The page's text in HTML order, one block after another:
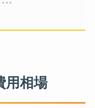
用相場